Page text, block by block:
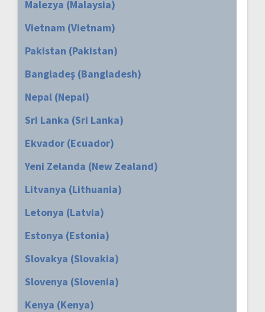
Malezya (Malaysia)
Vietnam (Vietnam)
Pakistan (Pakistan)
Bangladeş (Bangladesh)
Nepal (Nepal)
Sri Lanka (Sri Lanka)
Ekvador (Ecuador)
Yeni Zelanda (New Zealand)
Litvanya (Lithuania)
Letonya (Latvia)
Estonya (Estonia)
Slovakya (Slovakia)
Slovenya (Slovenia)
Kenya (Kenya)